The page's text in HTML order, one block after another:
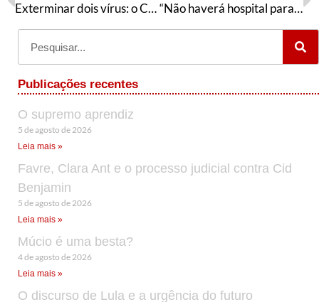
Exterminar dois vírus: o COVID-19 e o neoliberal! “Não haverá hospital para lhe atender”
Publicações recentes
O supremo aprendiz
5 de agosto de 2026
Leia mais »
Favre, Clara Ant e o processo judicial contra Cid
Benjamin
5 de agosto de 2026
Leia mais »
Múcio é uma besta?
4 de agosto de 2026
Leia mais »
O discurso de Lula e a urgência do futuro